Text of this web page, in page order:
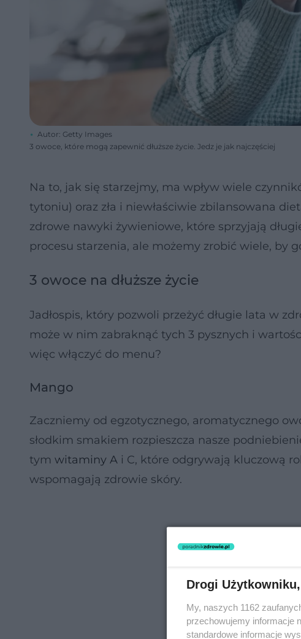
Autor: Getty Images
3 owoce, które mogą zapewnić dłuższe życie. Jedz je jak najczęściej
Na to, jak się starzejmy, ma wpływ wiele
tytoniu) oraz zła i niewłaściwie zbilansowana
zdrowe nawyki żywieniowe, które sprzyjają
procesu starzenia, ale możemy zrobić wiele, by
3 owoce na dłuższe życie
Jadłospis, który pozwoli przeżyć długie lata w
może w nim zabraknąć tych 3 pysznych i
więc włączyć do menu?
Mango
Zaczniemy od egzotycznego, aromatycznego
słodkim smakiem rozpieszcza nasze
tym witaminy A i C, które odgrywają kluczową
wspomagają zdrowie skóry.
Drogi Użytkowniku,
My, naszych 1162
przechowujemy informacje
standardowe informacje